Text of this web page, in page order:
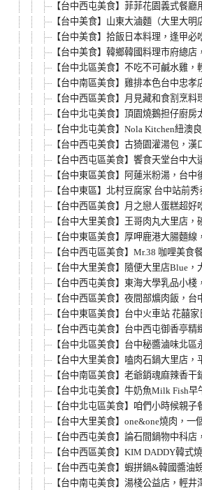
【台中西屯美食】菲菲花園義式餐
【台中美食】山東大滷麵（大里大
【台中美食】拾飯日本料理，逢甲
【台中美食】韓鄉韓國料理市府總
【台中北區美食】不吃不可鹹水雞
【台中南區美食】雞排本色台中忠
【台中西區美食】月見藏和食割烹
【台中北屯美食】頂園燒鵝担仔廚
【台中北屯美食】Nola Kitchen紐
【台中西屯美食】古猗園灌湯包，
【台中西屯區美食】饗食天堂台中
【台中東區美食】阿蓮米粉湯，台
【台中東區】北村豆腐家 台中站前
【台中西區美食】月之戀人蛋糕超
【台中大里美食】王哥肉丸大里店
【台中東區美食】厚呷鹿港大腸麵
【台中西屯區美食】Mr.38 咖哩美
【台中大里美食】隨便大里店Blue
【台中西屯美食】東海大學乳品小
【台中西區美食】夜間部爌肉飯，
【台中東區美食】台中火車站 花囍
【台中西屯美食】台中西屯御香亭
【台中北區美食】台中秘醬滷味北
【台中大里美食】嗑肉石鍋大里店
【台中南區美食】老爺銷魂麻辣香
【台中北屯美食】牛奶魚Milk Fish
【台中北屯區美食】咱們小時候親
【台中大里美食】one&one燒肉，
【台中西屯美食】論石間鍋物中科
【台中西區美食】KIM DADDY韓式
【台中西屯美食】蝦拼鍋&韓國醬
【台中南屯美食】湯棧公益店，輕